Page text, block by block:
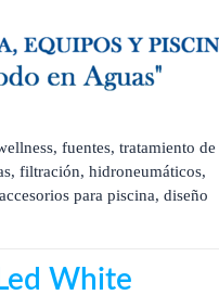
fuentes, tratamiento de
filtración, hidroneumáticos,
para piscina, diseño
White